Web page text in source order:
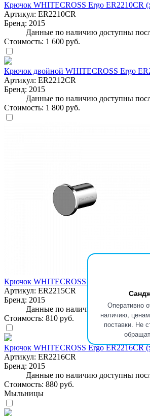
Оперативно
наличию,
поставки. Не
Крючок WHITECROSS Ergo ER2210CR
Артикул: ER2210CR
Бренд: 2015
Данные по наличию доступны
Стоимость: 1 600 руб.
Крючок двойной WHITECROSS Ergo
Артикул: ER2212CR
Бренд: 2015
Данные по наличию доступны
Стоимость: 1 800 руб.
Крючок WHITECROSS Ergo ER2215CR
Артикул: ER2215CR
Бренд: 2015
Данные по наличию доступны
Стоимость: 810 руб.
Крючок WHITECROSS Ergo ER2216CR
Артикул: ER2216CR
Бренд: 2015
Данные по наличию доступны
Стоимость: 880 руб.
Мыльницы